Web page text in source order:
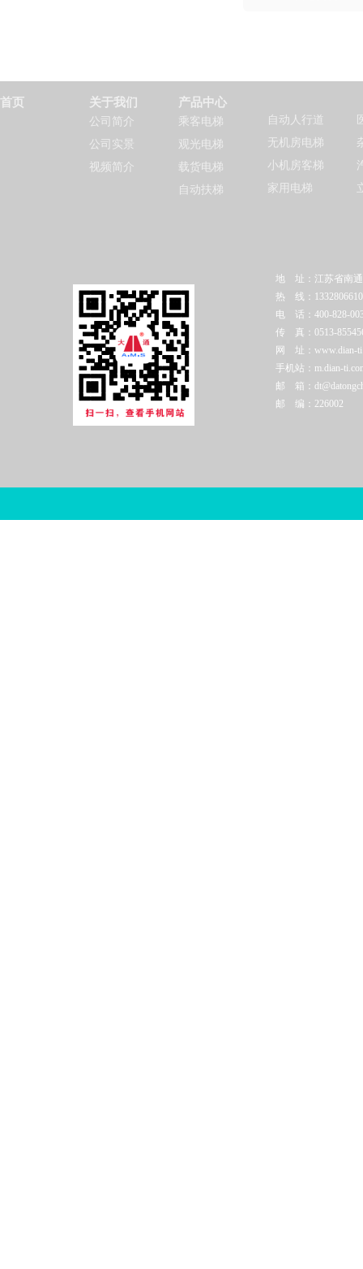
首页 关于我们
公司简介
公司实景
视频简介
产品中心
乘客电梯
观光电梯
载货电梯
自动扶梯
自动人行道
无机房电梯
小机房客梯
家用电梯
地 址：江苏省南通
热 线：
电 话：400-828-
传 真：0513-
网 址：www.dian-
手机站：m.dian-
邮 箱：
邮 编：226002